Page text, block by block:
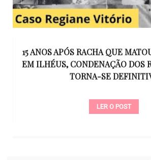
15 ANOS APÓS RACHA QUE
EM ILHÉUS, CONDENAÇÃO DOS
TORNA-SE
LER O POST